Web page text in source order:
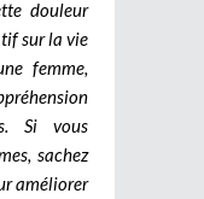
douleur
sur la vie
femme,
Si vous
sachez
améliorer